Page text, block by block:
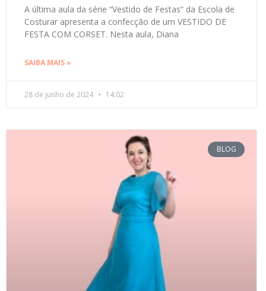
A última aula da série “Vestido de Festas” da Escola de
Costurar apresenta a confecção de um VESTIDO DE
FESTA COM CORSET. Nesta aula, Diana
SAIBA MAIS »
28 de junho de 2024 14:02
BLOG